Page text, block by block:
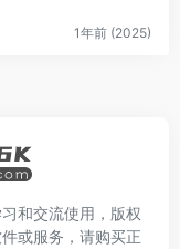
1年前 (2025)
和交流使用，版权
或服务，请购买正